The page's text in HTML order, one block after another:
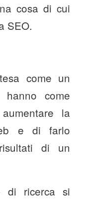
cosa di cui
SEO.
come un
come
la
e di farlo
di un
di ricerca si